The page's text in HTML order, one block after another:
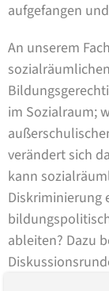
aufgefangen
An unserem
im Sozialraum;
verändert sich
kann
Diskriminierung
ableiten? Dazu